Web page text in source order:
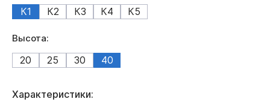
К1 К2 К3 К4 К5
Высота:
20 25 30 40
Характеристики: